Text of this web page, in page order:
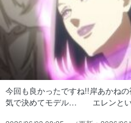
今回も良かったですね!!岸あか
気で決めてモデル… エレンとい